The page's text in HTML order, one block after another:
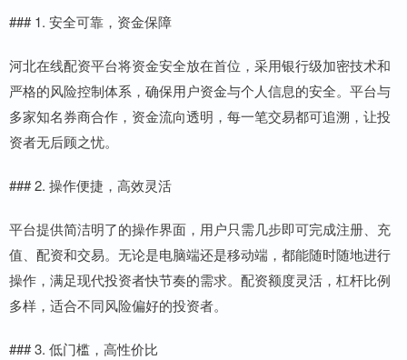
### 1. 安全可靠，资金保障
河北在线配资平台将资金安全放在首位，采用银行级加密技术和
严格的风险控制体系，确保用户资金与个人信息的安全。平台与
多家知名券商合作，资金流向透明，每一笔交易都可追溯，让投
资者无后顾之忧。
### 2. 操作便捷，高效灵活
平台提供简洁明了的操作界面，用户只需几步即可完成注册、充
值、配资和交易。无论是电脑端还是移动端，都能随时随地进行
操作，满足现代投资者快节奏的需求。配资额度灵活，杠杆比例
多样，适合不同风险偏好的投资者。
### 3. 低门槛，高性价比